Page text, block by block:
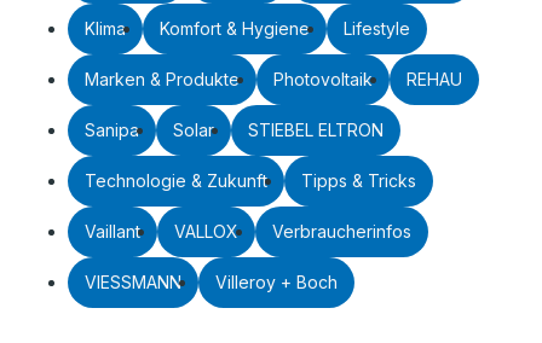
Klima Komfort & Hygiene Lifestyle
Marken & Produkte Photovoltaik REHAU
Sanipa Solar STIEBEL ELTRON
Technologie & Zukunft Tipps & Tricks
Vaillant VALLOX Verbraucherinfos
VIESSMANN Villeroy + Boch